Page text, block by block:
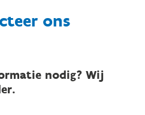
ons
nodig? Wij